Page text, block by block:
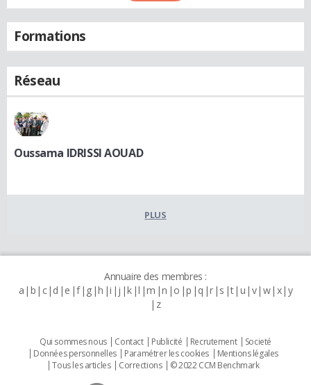
Formations
Réseau
Oussama IDRISSI AOUAD
PLUS
Annuaire des membres :
a b c d e f g h i j k l m n o p q r s t u v w x y
z
Qui sommes nous Contact Publicité Recrutement
Societé
Données personnelles
Paramétrer les cookies
Mentions légales
Tous les articles
Corrections © 2022 CCM Benchmark